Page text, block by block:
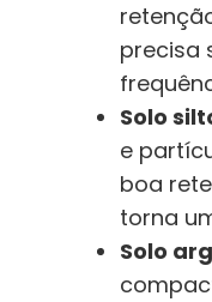
precisa
Solo
e
boa
torna
Solo